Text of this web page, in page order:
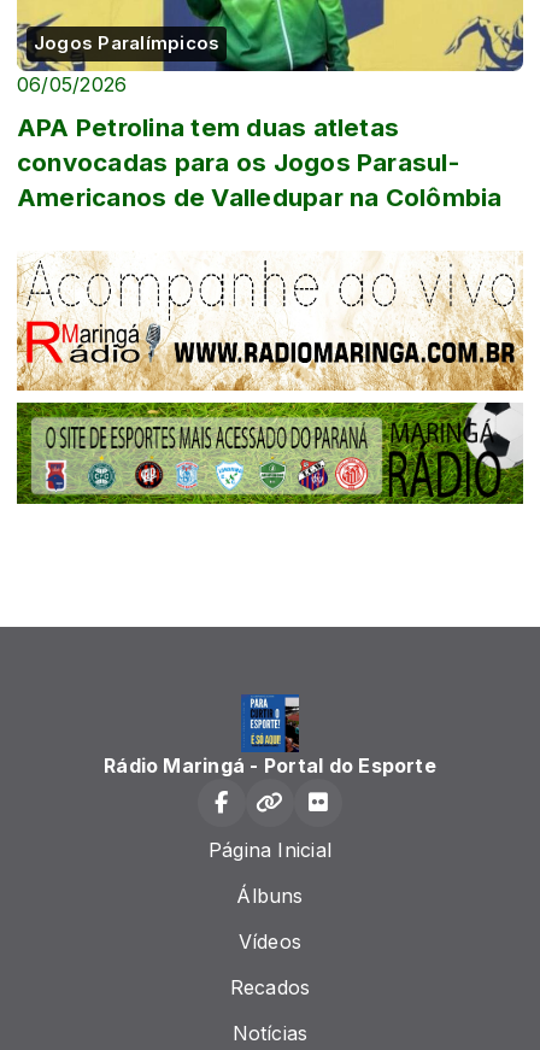
Jogos Paralímpicos
06/05/2026
APA Petrolina tem duas atletas
convocadas para os Jogos Parasul-
Americanos de Valledupar na Colômbia
Rádio Maringá - Portal do Esporte
Página Inicial
Álbuns
Vídeos
Recados
Notícias